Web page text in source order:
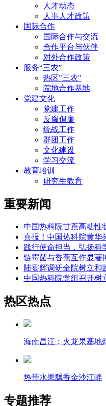
人才动态
人事人才政策
国际合作
国际合作与交流
合作平台与伙伴
对外合作政策
服务“三农”
热区"三农"
院地合作基地
党建文化
党建工作
反腐倡廉
统战工作
群团工作
文化建设
学习交流
教育培训
研究生教育
重要新闻
中国热科院甘蔗高糖性
喜报！中国热科院黄华
践行使命担当，弘扬
链霉菌与香蕉互作显著
陆宴辉调研全院树立和
中国热科院党组召开树
热区热点
海南昌江：火龙果基地
热带水果飘香金沙江畔
专题推荐